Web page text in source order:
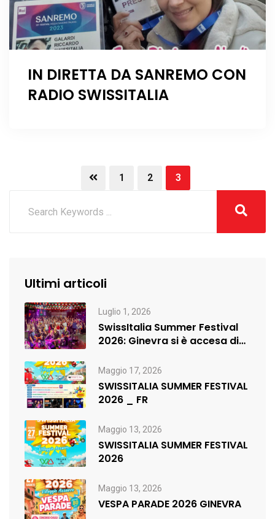
IN DIRETTA DA SANREMO CON
RADIO SWISSITALIA
1 2 3
Ultimi articoli
Luglio 1, 2026
SwissItalia Summer Festival
2026: Ginevra si è accesa di
Maggio 17, 2026
SWISSITALIA SUMMER FESTIVAL
2026 _ FR
Maggio 13, 2026
SWISSITALIA SUMMER FESTIVAL
2026
Maggio 13, 2026
VESPA PARADE 2026 GINEVRA